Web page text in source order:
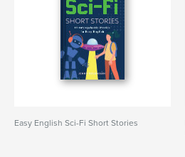
Easy English Sci-Fi Short Stories